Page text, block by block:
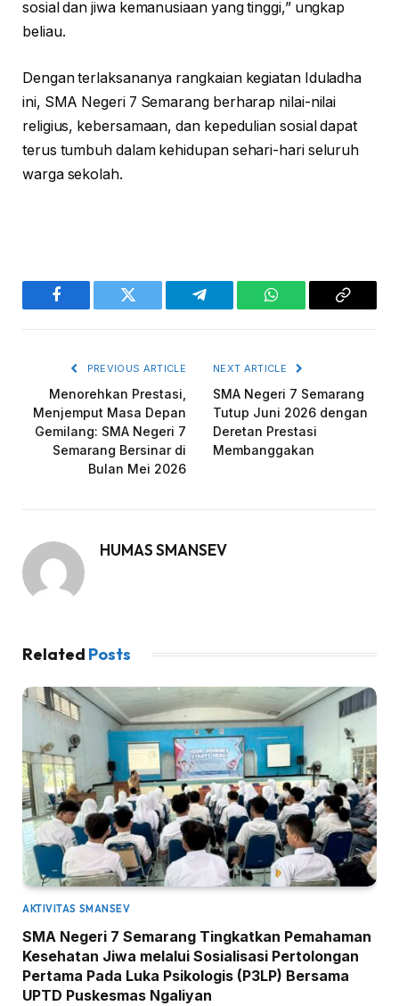
sosial dan jiwa kemanusiaan yang tinggi,” ungkap
beliau.
Dengan terlaksananya rangkaian kegiatan Iduladha
ini, SMA Negeri 7 Semarang berharap nilai-nilai
religius, kebersamaan, dan kepedulian sosial dapat
terus tumbuh dalam kehidupan sehari-hari seluruh
warga sekolah.
Facebook Twitter Telegram WhatsAppCopy
PREVIOUS ARTICLE
Menorehkan Prestasi,
Menjemput Masa Depan
Gemilang: SMA Negeri 7
Semarang Bersinar di
Bulan Mei 2026
NEXT ARTICLE
SMA Negeri 7 Semarang
Tutup Juni 2026 dengan
Deretan Prestasi
Membanggakan
HUMAS SMANSEV
Related Posts
AKTIVITAS SMANSEV
SMA Negeri 7 Semarang Tingkatkan Pemahaman
Kesehatan Jiwa melalui Sosialisasi Pertolongan
Pertama Pada Luka Psikologis (P3LP) Bersama
UPTD Puskesmas Ngaliyan